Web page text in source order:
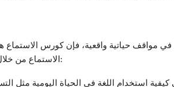
مواقف حياتية واقعية، فإن كورس الاستماع
الاستماع من خلال تقديم مجموعة متنوعة من التسجيلات الصوتية تشمل: